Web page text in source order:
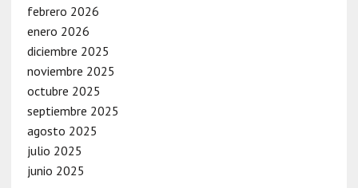
febrero 2026
enero 2026
diciembre 2025
noviembre 2025
octubre 2025
septiembre 2025
agosto 2025
julio 2025
junio 2025